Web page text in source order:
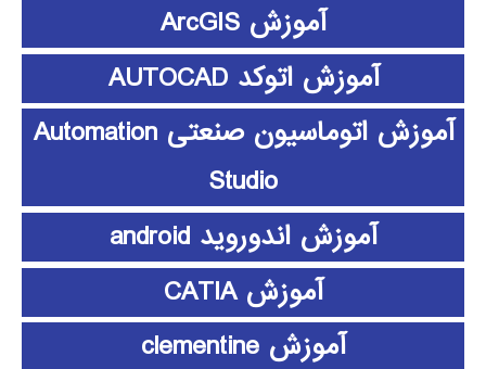
آموزش ArcGIS
آموزش اتوکد AUTOCAD
آموزش اتوماسیون صنعتی Automation
Studio
آموزش اندوروید android
آموزش CATIA
آموزش clementine